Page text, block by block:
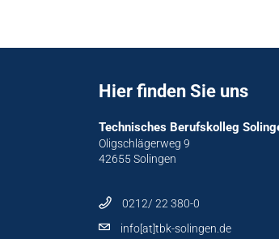
Hier finden Sie uns
Technisches Berufskolleg
Oligschlägerweg 9
42655 Solingen
0212/ 22 380-0
info[at]tbk-solingen.de